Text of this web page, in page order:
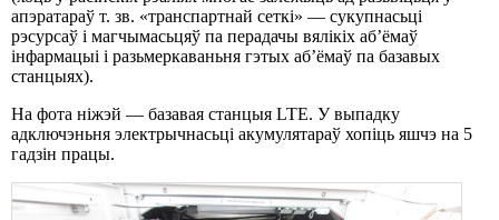
апэратараў т. зв. «транспартнай сеткі» — сукупнасьці
рэсурсаў і магчымасьцяў па перадачы вялікіх аб’ёмаў
інфармацыі і разьмеркаваньня гэтых аб’ёмаў па базавых
станцыях).
На фота ніжэй — базавая станцыя LTE. У выпадку
адключэньня электрычнасьці акумулятараў хопіць яшчэ на 5
гадзін працы.